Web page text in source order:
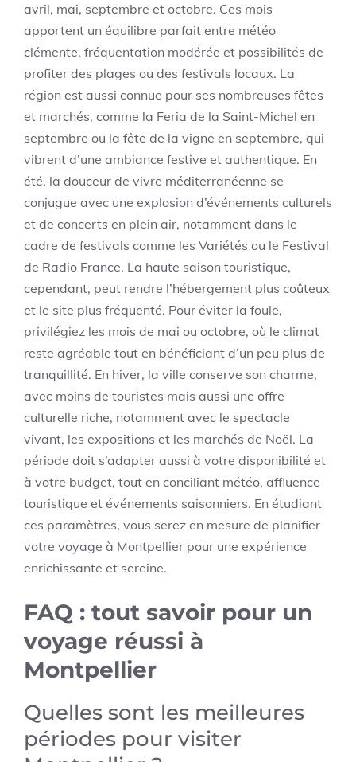
avril, mai, septembre et octobre. Ces mois
apportent un équilibre parfait entre météo
clémente, fréquentation modérée et possibilités de
profiter des plages ou des festivals locaux. La
région est aussi connue pour ses nombreuses fêtes
et marchés, comme la Feria de la Saint-Michel en
septembre ou la fête de la vigne en septembre, qui
vibrent d’une ambiance festive et authentique. En
été, la douceur de vivre méditerranéenne se
conjugue avec une explosion d’événements culturels
et de concerts en plein air, notamment dans le
cadre de festivals comme les Variétés ou le Festival
de Radio France. La haute saison touristique,
cependant, peut rendre l’hébergement plus coûteux
et le site plus fréquenté. Pour éviter la foule,
privilégiez les mois de mai ou octobre, où le climat
reste agréable tout en bénéficiant d’un peu plus de
tranquillité. En hiver, la ville conserve son charme,
avec moins de touristes mais aussi une offre
culturelle riche, notamment avec le spectacle
vivant, les expositions et les marchés de Noël. La
période doit s’adapter aussi à votre disponibilité et
à votre budget, tout en conciliant météo, affluence
touristique et événements saisonniers. En étudiant
ces paramètres, vous serez en mesure de planifier
votre voyage à Montpellier pour une expérience
enrichissante et sereine.
FAQ : tout savoir pour un
voyage réussi à
Montpellier
Quelles sont les meilleures
périodes pour visiter